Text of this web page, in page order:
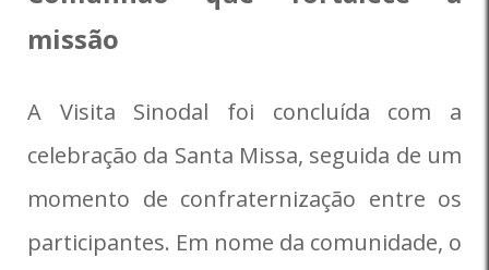
missão
A Visita Sinodal foi concluída com a
celebração da Santa Missa, seguida de um
momento de confraternização entre os
participantes. Em nome da comunidade, o